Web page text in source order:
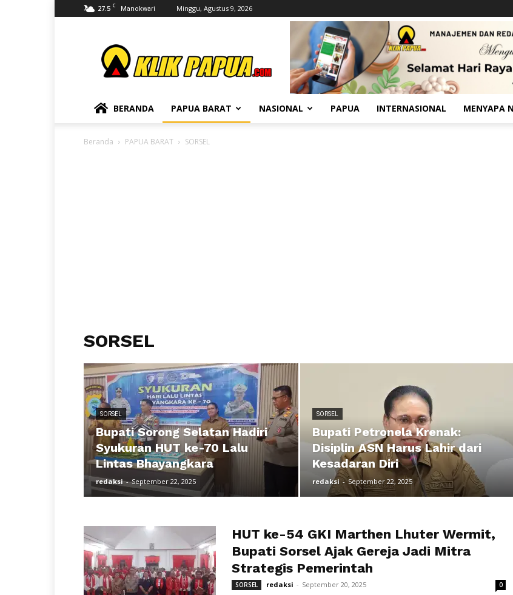
27.5 C Manokwari Minggu, Agustus 9, 2026
BERANDA PAPUA BARAT NASIONAL PAPUA INTERNASIONAL MENYAPA
Beranda PAPUA BARAT SORSEL
SORSEL
SORSEL
Bupati Sorong Selatan Hadiri
Syukuran HUT ke-70 Lalu
Lintas Bhayangkara
redaksi - September 22, 2025
SORSEL
Bupati Petronela Krenak:
Disiplin ASN Harus Lahir dari
Kesadaran Diri
redaksi - September 22, 2025
HUT ke-54 GKI Marthen Lhuter Wermit,
Bupati Sorsel Ajak Gereja Jadi Mitra
Strategis Pemerintah
SORSEL redaksi - September 20, 2025 0